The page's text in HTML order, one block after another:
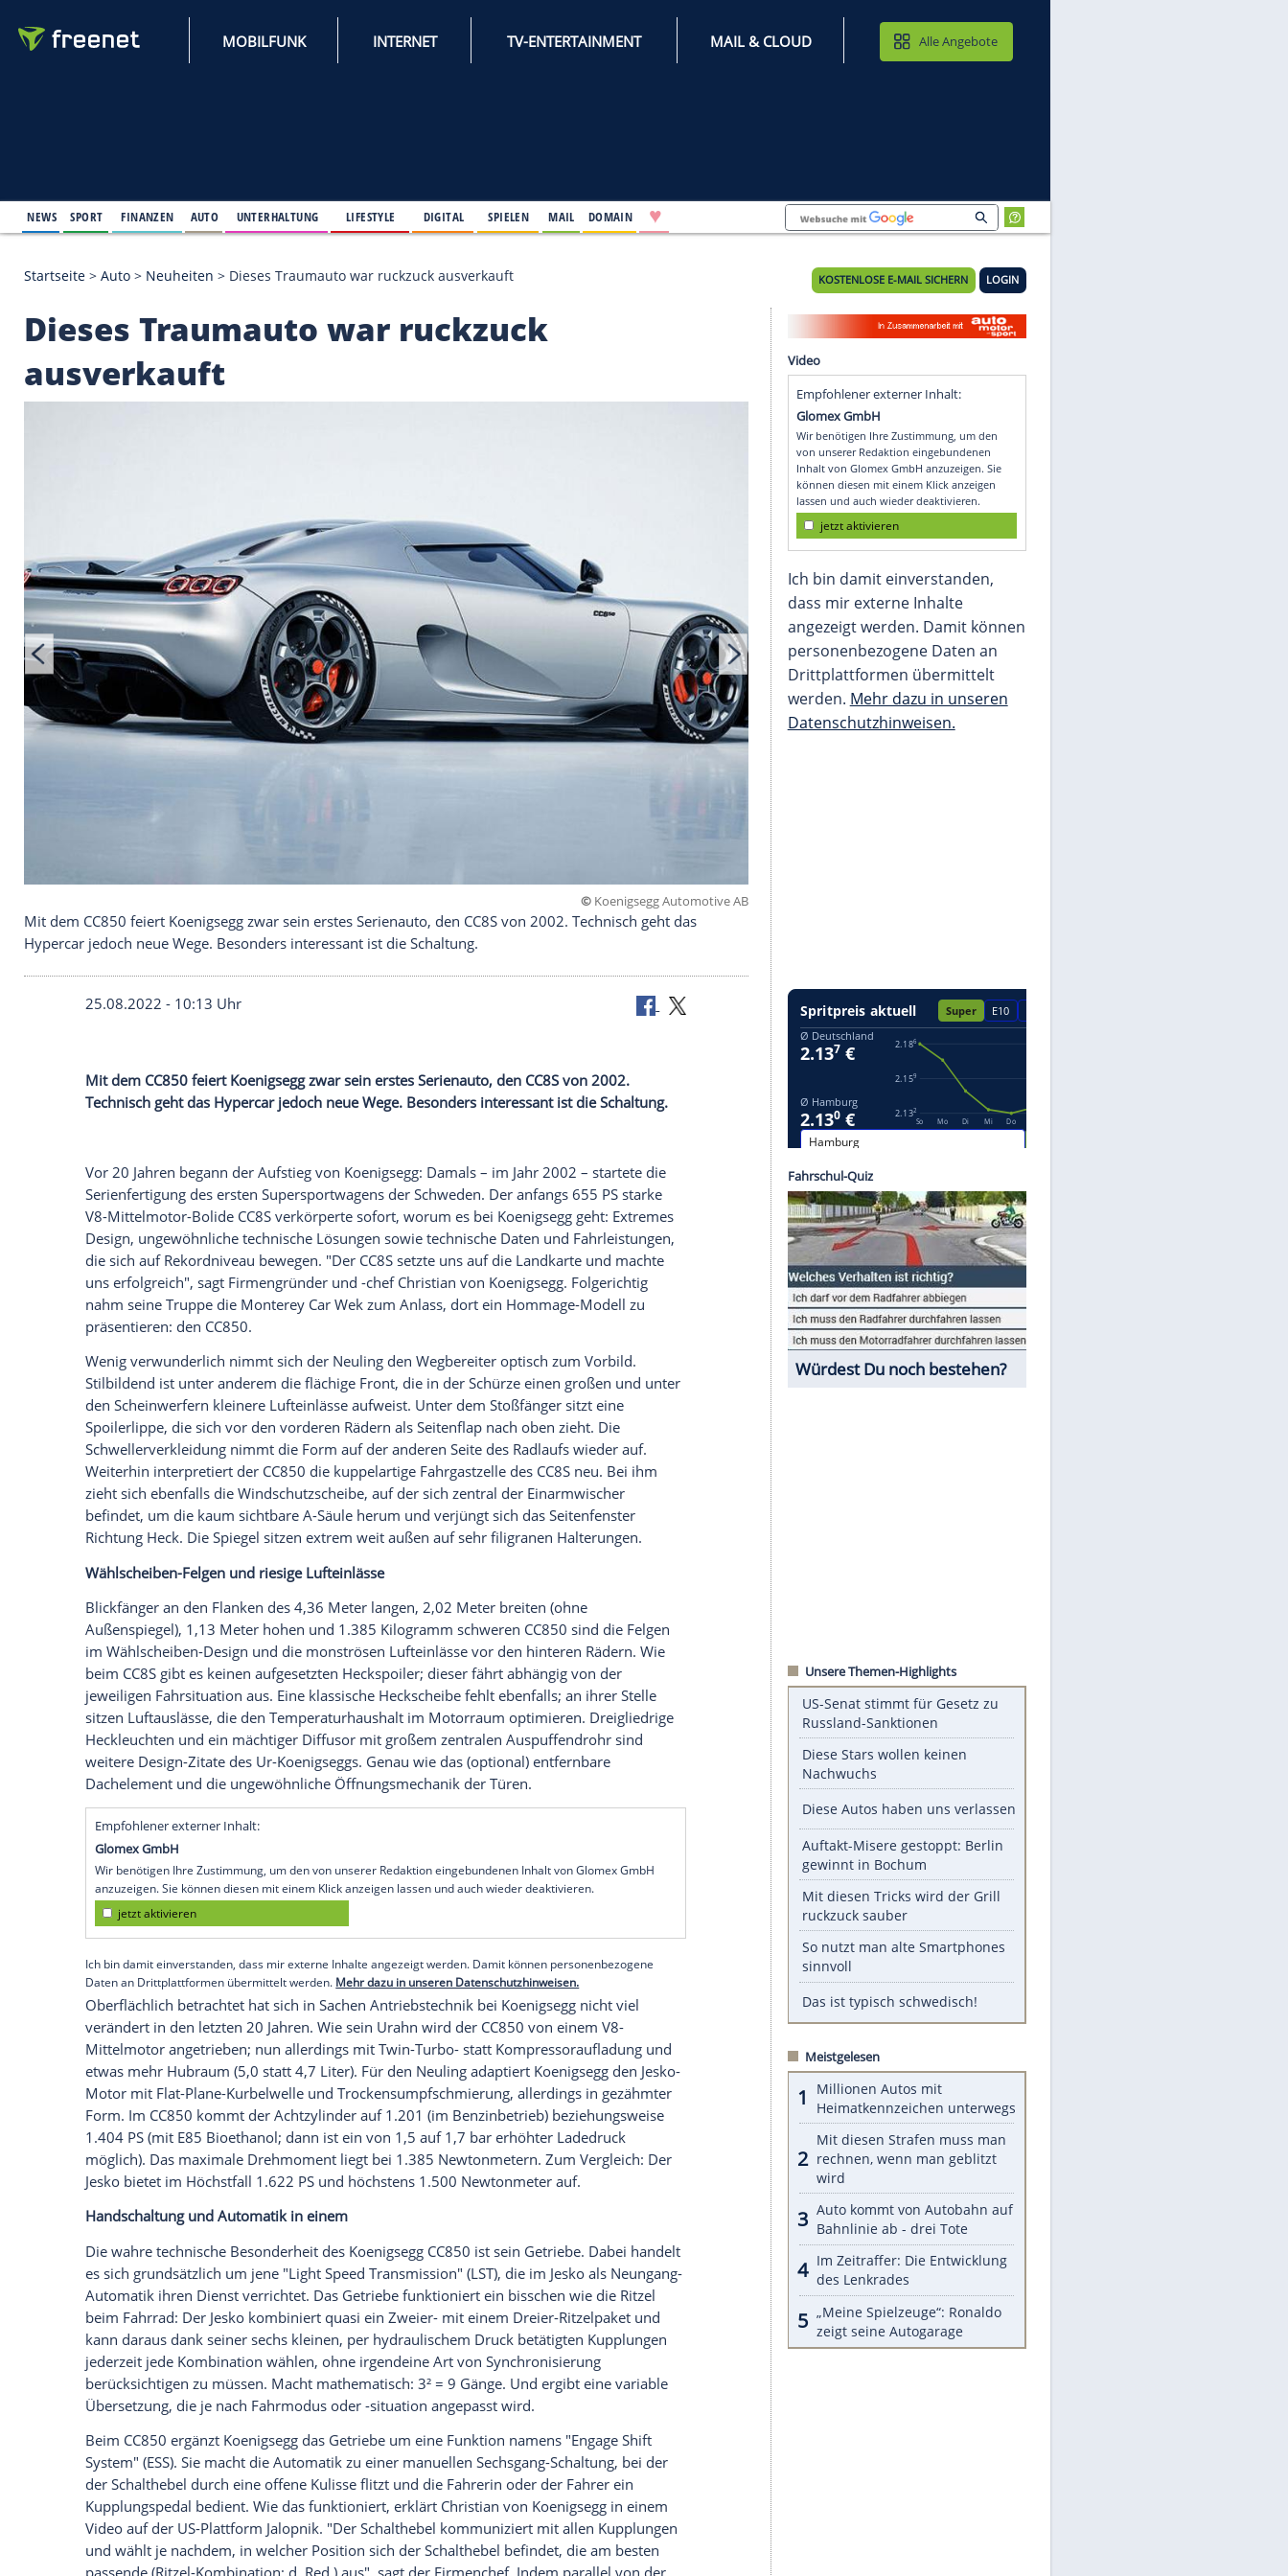
MOBILFUNK INTERNET TV-ENTERTAINMENT MAIL & CLOUD
KOSTENLOSE E-MAIL SICHERN
Startseite >Auto >Neuheiten >Dieses Traumauto war ruckzuck ausverkauft
Dieses Traumauto war ruckzuck
Koenigsegg Automotive AB
Mit dem CC850 feiert Koenigsegg zwar sein erstes Serienauto, den CC8S von 2002. Technisch geht das
25.08.2022 - 10:13 Uhr
Mit dem CC850 feiert Koenigsegg zwar sein erstes Serienauto, den CC8S von 2002.
Technisch geht das Hypercar jedoch neue Wege. Besonders interessant ist die Schaltung.
Vor 20 Jahren begann derAufstiegvon Koenigsegg: Damals – im Jahr 2002 – startete die
Serienfertigung des ersten Supersportwagens derSchweden. Der anfangs 655 PS starke
V8-Mittelmotor-Bolide CC8S verkörperte sofort, worum es bei Koenigsegg geht: Extremes
Design, ungewöhnliche technische Lösungen sowie technische Daten und Fahrleistungen,
die sich auf Rekordniveau bewegen. "Der CC8S setzte uns auf die Landkarte und machte
uns erfolgreich", sagt Firmengründer und -chef Christian von Koenigsegg. Folgerichtig
nahm seine Truppe die Monterey Car Wek zum Anlass, dort ein Hommage-Modell zu
präsentieren: den CC850.
Wenig verwunderlich nimmt sich der Neuling den Wegbereiter optisch zum Vorbild.
Stilbildend ist unter anderem die flächige Front, die in der Schürze einen
und unter
denScheinwerfern kleinereLufteinlässe aufweist. Unter dem Stoßfänger sitzt eine
Spoilerlippe, die sich vor den vorderen Rädern als Seitenflap nach oben zieht. Die
Schwellerverkleidung nimmt die Form auf der anderen Seite des Radlaufs wieder auf.
Weiterhin interpretiert der CC850 die kuppelartige Fahrgastzelle des CC8S neu. Bei ihm
zieht sich ebenfalls die Windschutzscheibe
befindet, um die kaum sichtbare A-Säule herum und verjüngt sich das Seitenfenster
Richtung Heck. Die Spiegel sitzen extrem weit außen auf sehr filigranen Halterungen.
Wählscheiben-Felgen und riesige Lufteinlässe
Blickfänger an den Flanken des 4,36 Meter langen, 2,02 Meter breiten (ohne
Außenspiegel), 1,13 Meter hohen und 1.385 Kilogramm schweren CC850 sind die Felgen
im Wählscheiben-Design und die monströsen Lufteinlässe vor den hinteren Rädern. Wie
beim CC8S gibt es keinen aufgesetzten Heckspoiler; dieser fährt abhängig von der
jeweiligen Fahrsituation aus. Eine klassische Heckscheibe fehlt ebenfalls; an ihrer Stelle
sitzen Luftauslässe, die den Temperaturhaushalt im Motorraum optimieren. Dreigliedrige
Heckleuchten und ein mächtiger Diffusor mitgroßemzentralen Auspuffendrohr sind
weitere Design-Zitate des Ur-Koenigseggs. Genau wie das (optional) entfernbare
Dachelement und die ungewöhnliche Öffnungsmechanik der Türen.
Glomex GmbH
Wir benötigen Ihre Zustimmung, um den von unserer Redaktion eingebundenen Inhalt von Glomex GmbH
anzuzeigen. Sie können diesen mit einem Klick anzeigen lassen und auch wieder deaktivieren.
jetzt aktivieren
Ich bin damit einverstanden, dass mir externe Inhalte angezeigt werden. Damit können personenbezogene
Daten an Drittplattformen übermittelt werden.Mehr dazu in unseren Datenschutzhinweisen.
Oberflächlich betrachtet hat sich in Sachen Antriebstechnik bei Koenigsegg nicht viel
verändert in den letzten 20 Jahren. Wie sein Urahn wird der CC850 von einem V8-
Mittelmotor angetrieben; nun allerdings mit Twin-Turbo- statt Kompressoraufladung und
etwas mehr Hubraum (5,0 statt 4,7 Liter). Für den Neuling adaptiert Koenigsegg den Jesko-
Motor mit Flat-Plane-Kurbelwelle und Trockensumpfschmierung, allerdings in gezähmter
Form. Im CC850 kommt derAchtzylinderauf 1.201 (im Benzinbetrieb) beziehungsweise
Video
Empfohlener externer Inhalt:
Glomex GmbH
können diesen mit einem Klick anzeigen
lassen und auch wieder deaktivieren.
jetzt aktivieren
Ich bin damit einverstanden,
dass mir externe Inhalte
Unsere Themen-Highlights
Russland-Sanktionen
Diese Stars wollen keinen
Nachwuchs
Auftakt-Misere gestoppt: Berlin
gewinnt in Bochum
ruckzuck sauber
So nutzt man alte Smartphones